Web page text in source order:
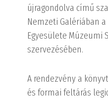
újragondolva című
Nemzeti Galériában
Egyesülete Múzeumi
szervezésében.
A rendezvény a
és formai feltárás